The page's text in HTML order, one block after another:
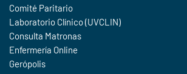
Comité Paritario
Laboratorio Clínico (UVCLIN)
Consulta Matronas
Enfermería Online
Gerópolis